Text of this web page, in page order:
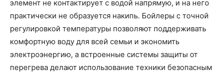
элемент не контактирует с водой напрямую, и на него
практически не образуется накипь. Бойлеры с точной
регулировкой температуры позволяют поддерживать
комфортную воду для всей семьи и экономить
электроэнергию, а встроенные системы защиты от
перегрева делают использование техники безопасным